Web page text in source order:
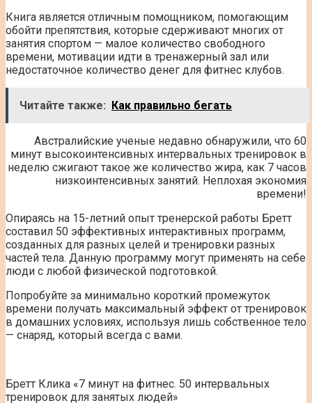
Книга является отличным помощником, помогающим
обойти препятствия, которые сдерживают многих от
занятия спортом — малое количество свободного
времени, мотивации идти в тренажерный зал или
недостаточное количество денег для фитнес клубов.
Читайте также: Как правильно бегать
Австралийские ученые недавно обнаружили, что 60
минут высокоинтенсивных интервальных тренировок в
неделю сжигают такое же количество жира, как 7 часов
низкоинтенсивных занятий. Неплохая экономия
времени!
Опираясь на 15-летний опыт тренерской работы Бретт
составил 50 эффективных интерактивных программ,
созданных для разных целей и тренировки разных
частей тела. Данную программу могут применять на себе
люди с любой физической подготовкой.
Попробуйте за минимально короткий промежуток
времени получать максимальный эффект от тренировок
в домашних условиях, используя лишь собственное тело
— снаряд, который всегда с вами.
Бретт Клика «7 минут на фитнес. 50 интервальных
тренировок для занятых людей»